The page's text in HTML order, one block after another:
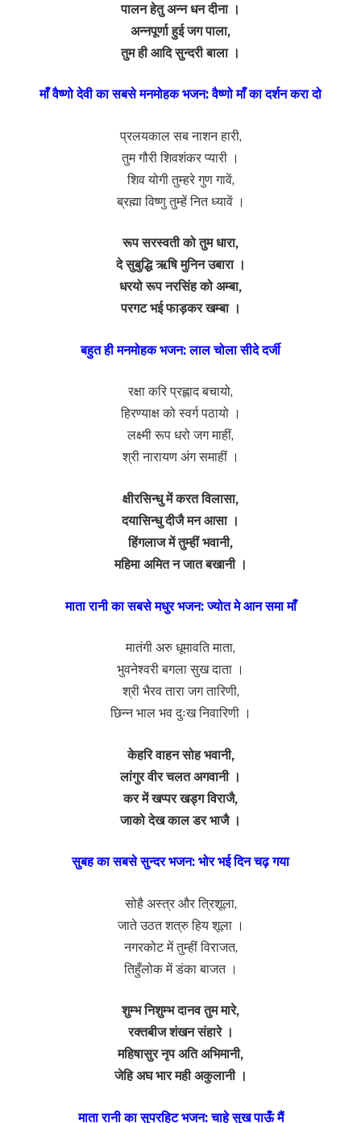
पालन हेतु अन्न धन दीना ।
अन्नपूर्णा हुई जग पाला,
तुम ही आदि सुन्दरी बाला ।
माँ वैष्णो देवी का सबसे मनमोहक भजन: वैष्णो माँ का दर्शन करा दो
प्रलयकाल सब नाशन हारी,
तुम गौरी शिवशंकर प्यारी ।
शिव योगी तुम्हरे गुण गावें,
ब्रह्मा विष्णु तुम्हें नित ध्यावें ।
रूप सरस्वती को तुम धारा,
दे सुबुद्धि ऋषि मुनिन उबारा ।
धरयो रूप नरसिंह को अम्बा,
परगट भई फाड़कर खम्बा ।
बहुत ही मनमोहक भजन: लाल चोला सीदे दर्जी
रक्षा करि प्रह्लाद बचायो,
हिरण्याक्ष को स्वर्ग पठायो ।
लक्ष्मी रूप धरो जग माहीं,
श्री नारायण अंग समाहीं ।
क्षीरसिन्धु में करत विलासा,
दयासिन्धु दीजै मन आसा ।
हिंगलाज में तुम्हीं भवानी,
महिमा अमित न जात बखानी ।
माता रानी का सबसे मधुर भजन: ज्योत मे आन समा माँ
मातंगी अरु धूमावति माता,
भुवनेश्वरी बगला सुख दाता ।
श्री भैरव तारा जग तारिणी,
छिन्न भाल भव दुःख निवारिणी ।
केहरि वाहन सोह भवानी,
लांगुर वीर चलत अगवानी ।
कर में खप्पर खड्ग विराजै,
जाको देख काल डर भाजै ।
सुबह का सबसे सुन्दर भजन: भोर भई दिन चढ़ गया
सोहै अस्त्र और त्रिशूला,
जाते उठत शत्रु हिय शूला ।
नगरकोट में तुम्हीं विराजत,
तिहुँलोक में डंका बाजत ।
शुम्भ निशुम्भ दानव तुम मारे,
रक्तबीज शंखन संहारे ।
महिषासुर नृप अति अभिमानी,
जेहि अघ भार मही अकुलानी ।
माता रानी का सुपरहिट भजन: चाहे सुख पाऊँ मैं